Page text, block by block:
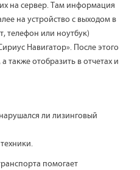
на сервер. Там информация
на устройство с выходом в
телефон или ноутбук)
Навигатор». После этого
также отобразить в отчетах и
ли лизинговый
помогает